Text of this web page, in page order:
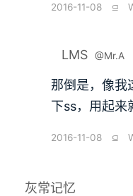
2016-11-08 ⫑
LMS @Mr.A
那倒是，像我
下ss，用起来
2016-11-08 ⫑
灰常记忆